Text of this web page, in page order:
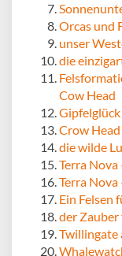
Orcas und
unser
die
Cow Head
Crow
die wilde
Terra
Terra
Ein Felsen
der Zauber
Twillingate